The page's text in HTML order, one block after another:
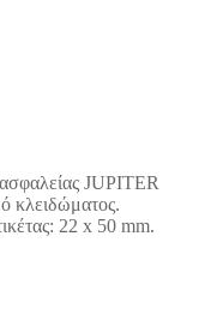
JUPITER
κλειδώματος.
22 x 50 mm.